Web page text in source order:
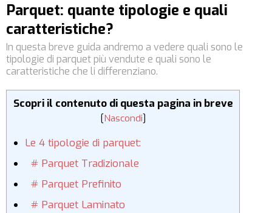
Parquet: quante tipologie e quali
caratteristiche?
In questa breve guida andremo a vedere quali sono le
tipologie di parquet più vendute e quali sono le
caratteristiche che li differenziano.
Scopri il contenuto di questa pagina in breve
[Nascondi]
Le 4 tipologie di parquet:
# Parquet Tradizionale
# Parquet Prefinito
# Parquet Laminato